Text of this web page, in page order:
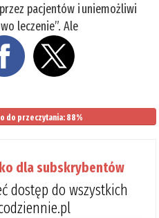
pacjentów i uniemożliwi
leczenie”. Ale
do przeczytania: 88%
dla subskrybentów
dostęp do wszystkich